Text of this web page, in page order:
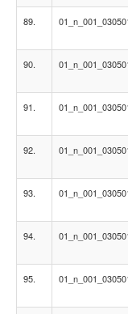
89.
90.
91.
92.
93.
94.
95.